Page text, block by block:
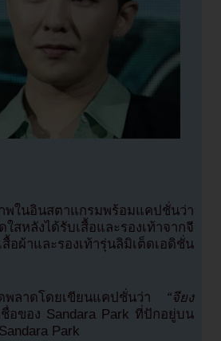
ในอินสตาแกรมพร้อมแคปชั่นว่า
หลังได้รับเสื้อและรองเท้าจากจี
ผ้าและรองเท้ารุ่นลิมิเต็ดเอดิชั่น
ดพลาดโดยเขียนแคปชั่นว่า “จียง
อของ Sandara Park ที่ปักอยู่บน
Park